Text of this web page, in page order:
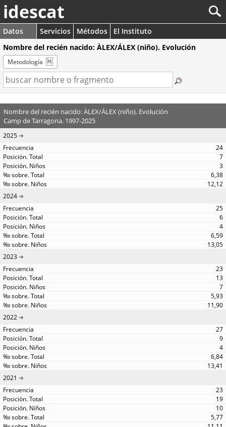
idescat
Datos Servicios Métodos
El Instituto
Nombre del recién nacido: ÀLEX/ÁLEX (niño). Evolución
Metodología
Nombre del recién nacido: ÀLEX/ÁLEX (niño). Evolución
Camp de Tarragona. 1997-2025
2025
24
7
3
6,38
12,12
2024
25
6
4
6,59
13,05
2023
23
13
7
5,93
11,90
2022
27
9
4
6,84
13,41
2021
23
19
10
5,77